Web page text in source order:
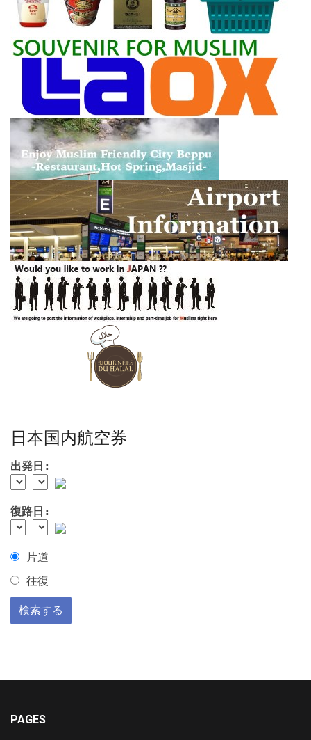
日本国内航空券
出発日:
復路日:
片道
往復
PAGES